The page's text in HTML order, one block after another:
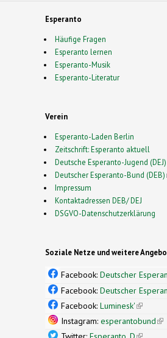
Esperanto
Häufige Fragen
Esperanto lernen
Esperanto-Musik
Esperanto-Literatur
Verein
Esperanto-Laden Berlin
Zeitschrift: Esperanto aktuell
Deutsche Esperanto-Jugend (DEJ)
Deutscher Esperanto-Bund (DEB)
Impressum
Kontaktadressen DEB/ DEJ
DSGVO-Datenschutzerklärung
Soziale Netze und weitere
Facebook: Deutscher
Facebook: Deutscher
Facebook: Luminesk'(link is
Instagram: esperantobund